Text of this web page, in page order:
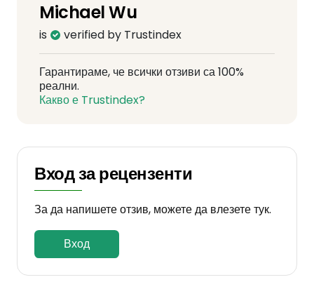
Michael Wu
is verified by Trustindex
Гарантираме, че всички отзиви са 100%
реални.
Какво е Trustindex?
Вход за рецензенти
За да напишете отзив, можете да влезете тук.
Вход